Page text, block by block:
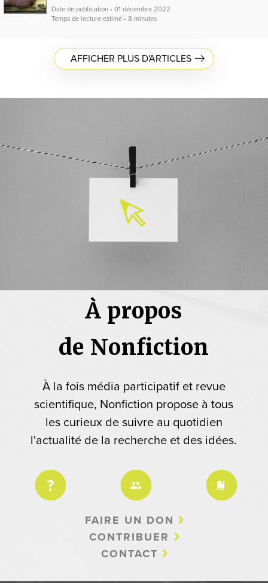
Date de publication • 01 décembre 2022
Temps de lecture estimé • 8 minutes
AFFICHER PLUS D'ARTICLES
À propos
de Nonfiction
À la fois média participatif et revue
scientifique, Nonfiction propose à tous
les curieux de suivre au quotidien
l'actualité de la recherche et des idées.
FAIRE UN DON
CONTRIBUER
CONTACT